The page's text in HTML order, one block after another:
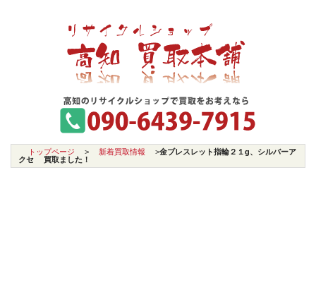
トップページ > 新着買取情報 >金ブレスレット指輪２１g、シルバーア
クセ 買取ました！